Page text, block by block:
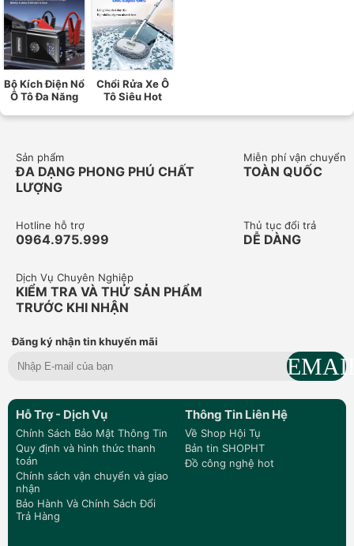
Bộ Kích Điện Nổ
Ô Tô Đa Năng
Chổi Rửa Xe Ô
Tô Siêu Hot
Sản phẩm
ĐA DẠNG PHONG PHÚ CHẤT
LƯỢNG
Miễn phí vận chuyển
TOÀN QUỐC
Hotline hỗ trợ
0964.975.999
Thủ tục đổi trả
DỄ DÀNG
Dịch Vụ Chuyên Nghiệp
KIỂM TRA VÀ THỬ SẢN PHẨM
TRƯỚC KHI NHẬN
Đăng ký nhận tin khuyến mãi
Hỗ Trợ - Dịch Vụ
Chính Sách Bảo Mật Thông Tin
Quy định và hình thức thanh
toán
Chính sách vận chuyển và giao
nhận
Bảo Hành Và Chính Sách Đổi
Trả Hàng
Thông Tin Liên Hệ
Về Shop Hội Tụ
Bản tin SHOPHT
Đồ công nghệ hot